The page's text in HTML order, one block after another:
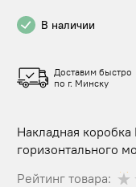
В наличии
Доставим быстро
по г. Минску
Накладная
горизонтального
Рейтинг товара: